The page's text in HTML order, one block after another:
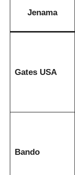
Jenama
Gates USA
Bando